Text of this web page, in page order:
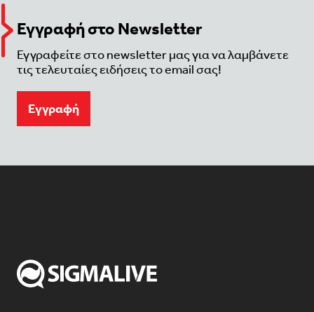
Εγγραφή στο Newsletter
Εγγραφείτε στο newsletter μας για να λαμβάνετε
τις τελευταίες ειδήσεις το email σας!
Eγγραφή